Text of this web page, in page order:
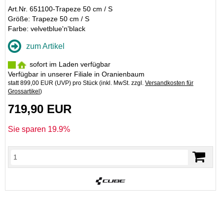
Art.Nr. 651100-Trapeze 50 cm / S
Größe: Trapeze 50 cm / S
Farbe: velvetblue'n'black
zum Artikel
sofort im Laden verfügbar
Verfügbar in unserer Filiale in Oranienbaum
statt899,00 EUR (UVP) pro Stück (inkl. MwSt. zzgl. Versandkosten für
Grossartikel )
719,90 EUR
Sie sparen 19.9%